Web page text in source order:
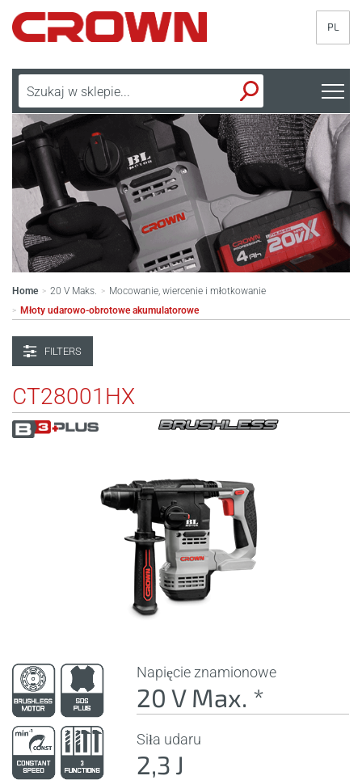
PL
Home > 20 V Maks. > Mocowanie, wiercenie i młotkowanie
> Młoty udarowo-obrotowe akumulatorowe
FILTERS
CT28001HX
Napięcie znamionowe
20 V Max. *
Siła udaru
2,3 J